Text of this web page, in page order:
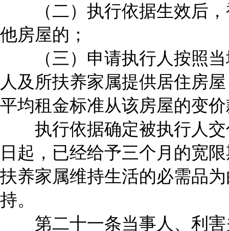
（二）执行依据生效后，
他房屋的；
（三）申请执行人按照当
人及所扶养家属提供居住房
平均租金标准从该房屋的变
执行依据确定被执行人交
日起，已经给予三个月的宽
扶养家属维持生活的必需品
持。
第二十一条当事人、利害